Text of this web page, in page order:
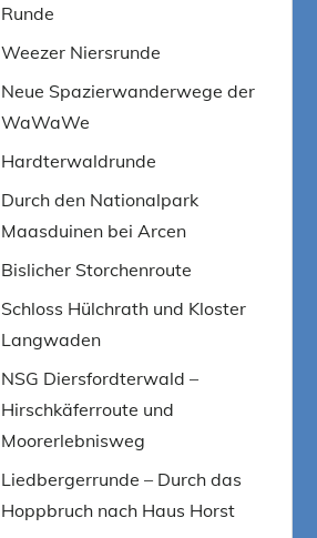
Runde
Weezer Niersrunde
Neue Spazierwanderwege der
WaWaWe
Hardterwaldrunde
Durch den Nationalpark
Maasduinen bei Arcen
Bislicher Storchenroute
Schloss Hülchrath und Kloster
Langwaden
NSG Diersfordterwald –
Hirschkäferroute und
Moorerlebnisweg
Liedbergerrunde – Durch das
Hoppbruch nach Haus Horst